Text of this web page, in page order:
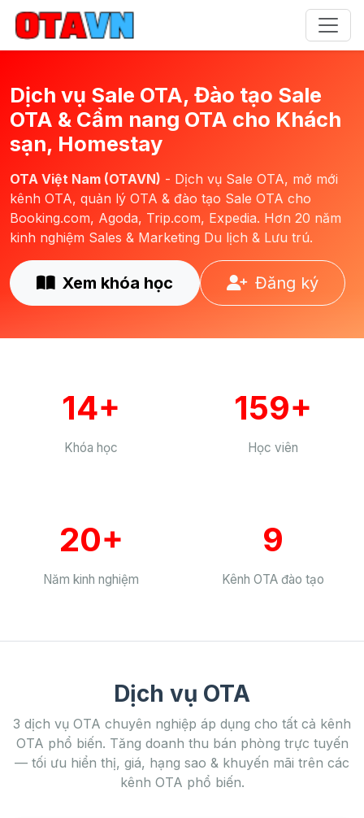
Dịch vụ Sale OTA, Đào tạo Sale
OTA & Cẩm nang OTA cho Khách
sạn, Homestay
OTA Việt Nam (OTAVN) - Dịch vụ Sale OTA, mở mới
kênh OTA, quản lý OTA & đào tạo Sale OTA cho
Booking.com, Agoda, Trip.com, Expedia. Hơn 20 năm
kinh nghiệm Sales & Marketing Du lịch & Lưu trú.
Xem khóa học Đăng ký
14+
Khóa học
159+
Học viên
20+
Năm kinh nghiệm
9
Kênh OTA đào tạo
Dịch vụ OTA
3 dịch vụ OTA chuyên nghiệp áp dụng cho tất cả kênh
OTA phổ biến. Tăng doanh thu bán phòng trực tuyến
— tối ưu hiển thị, giá, hạng sao & khuyến mãi trên các
kênh OTA phổ biến.